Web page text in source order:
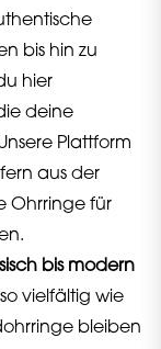
bis hin zu
hier
deine
Plattform
aus der
Ohrringe für
bis modern
vielfältig wie
bleiben